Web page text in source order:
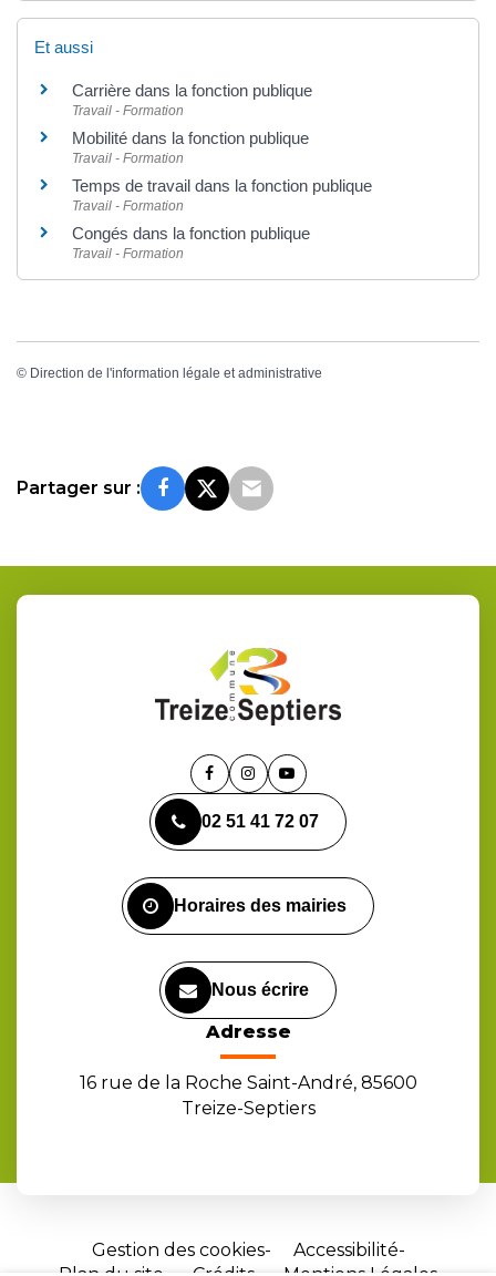
Et aussi
Carrière dans la fonction publique
Travail - Formation
Mobilité dans la fonction publique
Travail - Formation
Temps de travail dans la fonction publique
Travail - Formation
Congés dans la fonction publique
Travail - Formation
© Direction de l'information légale et administrative
Partager sur :
Lien
le
compte
Lien
le
compte
Lien
la
chaîne
02 51 41 72 07
Horaires des mairies
Nous écrire
Adresse
16 rue de la Roche Saint-André, 85600
Treize-Septiers
Gestion des cookies
Accessibilité